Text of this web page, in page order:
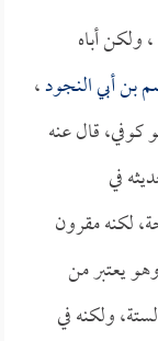
، ولكن أباه
بن أبي النجود،
كوفي، قال عنه
في
لكنه مقرون
يعتبر من
ولكنه في